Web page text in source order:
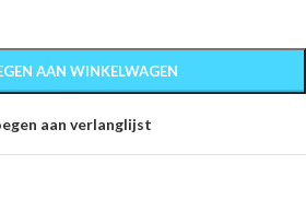
AAN WINKELWAGEN
aan verlanglijst